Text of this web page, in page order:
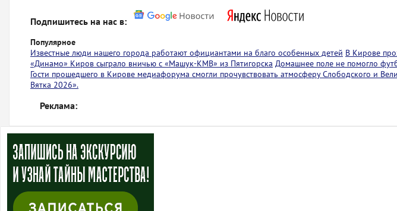
Подпишитесь на нас в:
Популярное
Известные люди нашего города работают официантами на благо особенных детей В Кирове
«Динамо» Киров сыграло вничью с ​​​​«Машук-КМВ» из Пятигорска Домашнее поле не помогло
Гости прошедшего в Кирове медиафорума смогли прочувствовать атмосферу Слободского и
Вятка 2026».
Реклама: